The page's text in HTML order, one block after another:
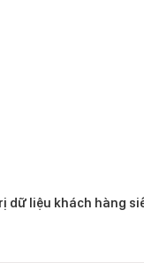
dữ liệu khách hàng